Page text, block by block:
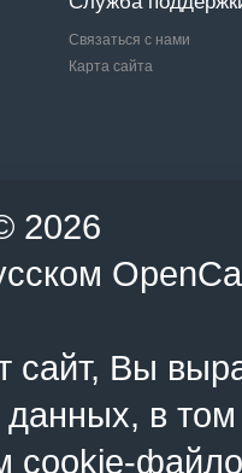
Связаться с нами
Карта сайта
2026
сайт, Вы
в
cookie-